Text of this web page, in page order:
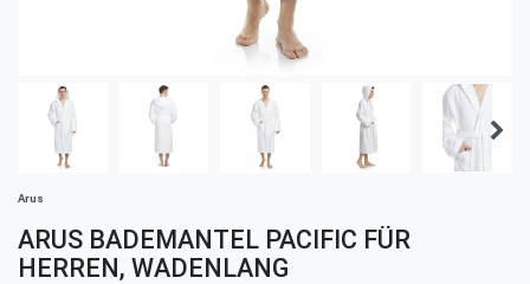
Arus
ARUS BADEMANTEL PACIFIC FÜR
HERREN, WADENLANG